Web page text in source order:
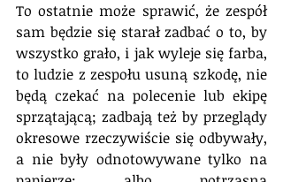
To ostatnie może sprawić, że zespół
sam będzie się starał zadbać o to, by
wszystko grało, i jak wyleje się farba,
to ludzie z zespołu usuną szkodę, nie
będą czekać na polecenie lub ekipę
sprzątającą; zadbają też by przeglądy
okresowe rzeczywiście się odbywały,
a nie były odnotowywane tylko na